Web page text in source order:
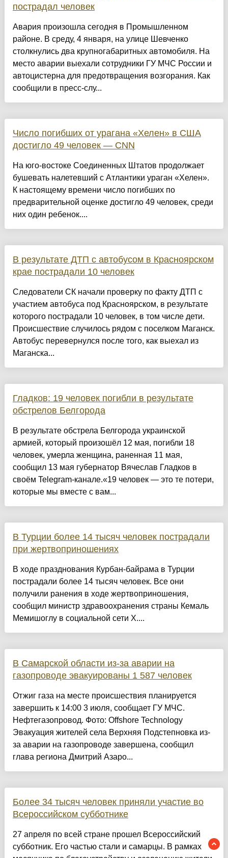
пострадал человек
Авария произошла сегодня в Промышленном
районе. В среду, 4 января, на улице Шевченко
столкнулись два крупногабаритных автомобиля. На
место аварии выехали сотрудники ГУ МЧС России и
автоцистерна для предотвращения возгорания. Как
сообщили в пресс-слу...
Число погибших от урагана «Хелен» в США
достигло 49 человек — CNN
На юго-востоке Соединенных Штатов продолжает
бушевать налетевший с Атлантики ураган «Хелен».
К настоящему времени число погибших по
предварительной оценке достигло 49 человек, среди
них один ребенок....
В результате ДТП с автобусом в Красноярском
крае пострадали 10 человек
Следователи СК начали проверку по факту ДТП с
участием автобуса под Красноярском, в результате
которого пострадали 10 человек, в том числе дети.
Происшествие случилось рядом с поселком Маганск.
Автобус перевернулся после того, как выехал из
Маганска...
Гладков: 19 человек погибли в результате
обстрелов Белгорода
В результате обстрела Белгорода украинской
армией, который произошёл 12 мая, погибли 18
человек, умерла женщина, раненная 11 мая,
сообщил 13 мая губернатор Вячеслав Гладков в
своём Telegram-канале.«19 человек — это те потери,
которые мы вместе с вам...
В Турции более 14 тысяч человек пострадали
при жертвоприношениях
В ходе празднования Курбан-байрама в Турции
пострадали более 14 тысяч человек. Все они
получили ранения в ходе жертвоприношения,
сообщил министр здравоохранения страны Кемаль
Мемишоглу в социальной сети X....
В Самарской области из-за аварии на
газопроводе эвакуированы 1 587 человек
Отжиг газа на месте происшествия планируется
завершить к 14:00 3 июля, сообщает ГУ МЧС.
Нефтегазопровод. Фото: Offshore Technology
Эвакуация жителей села Верхняя Подстепновка из-
за аварии на газопроводе завершена, сообщил
глава региона Дмитрий Азаро...
Более 34 тысяч человек приняли участие во
Всероссийском субботнике
27 апреля по всей стране прошел Всероссийский
субботник. Его частью стали и самарцы. В рамках